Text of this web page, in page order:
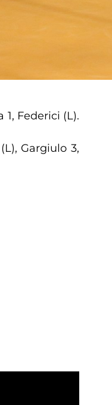
1, Federici (L).
Gargiulo 3,